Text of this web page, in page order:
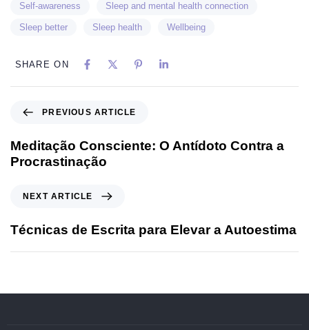
Self-awareness Sleep and mental health connection
Sleep better Sleep health Wellbeing
SHARE ON
PREVIOUS ARTICLE
Meditação Consciente: O Antídoto Contra a
Procrastinação
NEXT ARTICLE
Técnicas de Escrita para Elevar a Autoestima